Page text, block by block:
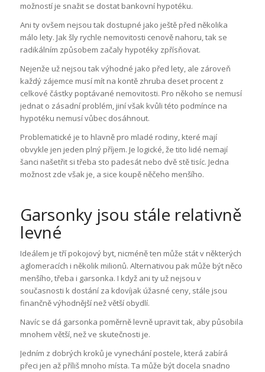
možností je snažit se dostat bankovní hypotéku.
Ani ty ovšem nejsou tak dostupné jako ještě před několika
málo lety. Jak šly rychle nemovitosti cenově nahoru, tak se
radikálním způsobem začaly hypotéky zpřísňovat.
Nejenže už nejsou tak výhodné jako před lety, ale zároveň
každý zájemce musí mít na kontě zhruba deset procent z
celkové částky poptávané nemovitosti. Pro někoho se nemusí
jednat o zásadní problém, jiní však kvůli této podmínce na
hypotéku nemusí vůbec dosáhnout.
Problematické je to hlavně pro mladé rodiny, které mají
obvykle jen jeden plný příjem. Je logické, že tito lidé nemají
šanci našetřit si třeba sto padesát nebo dvě stě tisíc. Jedna
možnost zde však je, a sice koupě něčeho menšího.
Garsonky jsou stále relativně
levné
Ideálem je tří pokojový byt, nicméně ten může stát v některých
aglomeracích i několik milionů. Alternativou pak může být něco
menšího, třeba i garsonka. I když ani ty už nejsou v
současnosti k dostání za kdovíjak úžasné ceny, stále jsou
finančně výhodnější než větší obydlí.
Navíc se dá garsonka poměrně levně upravit tak, aby působila
mnohem větší, než ve skutečnosti je.
Jedním z dobrých kroků je vynechání postele, která zabírá
přeci jen až příliš mnoho místa. Ta může být docela snadno